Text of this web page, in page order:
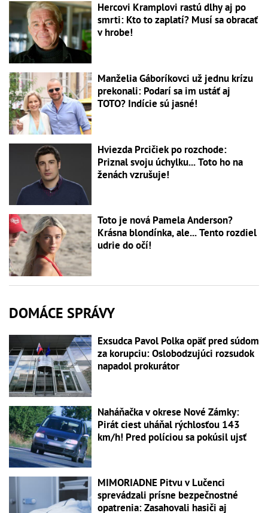
Hercovi Kramplovi rastú dlhy aj po
smrti: Kto to zaplatí? Musí sa obracať
v hrobe!
Manželia Gáboríkovci už jednu krízu
prekonali: Podarí sa im ustáť aj
TOTO? Indície sú jasné!
Hviezda Prcičiek po rozchode:
Priznal svoju úchylku... Toto ho na
ženách vzrušuje!
Toto je nová Pamela Anderson?
Krásna blondínka, ale... Tento rozdiel
udrie do očí!
DOMÁCE SPRÁVY
Exsudca Pavol Polka opäť pred súdom
za korupciu: Oslobodzujúci rozsudok
napadol prokurátor
Naháňačka v okrese Nové Zámky:
Pirát ciest uháňal rýchlosťou 143
km/h! Pred políciou sa pokúsil ujsť
MIMORIADNE Pitvu v Lučenci
sprevádzali prísne bezpečnostné
opatrenia: Zasahovali hasiči aj